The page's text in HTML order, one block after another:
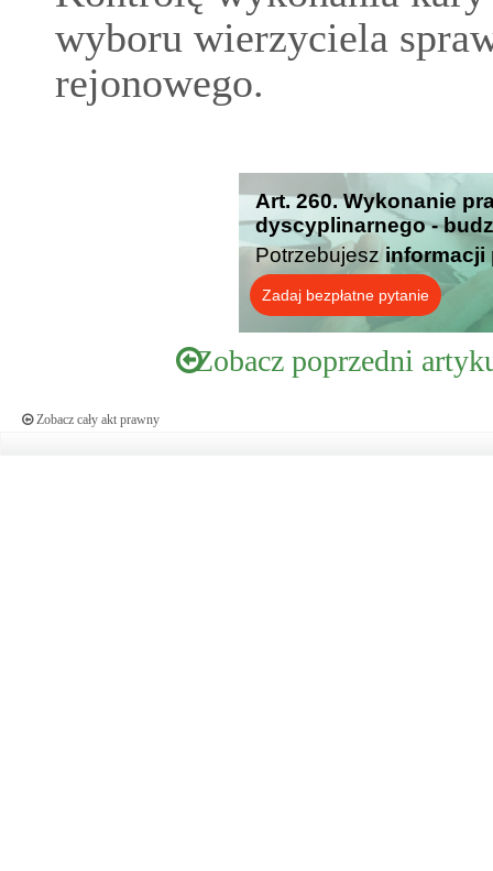
wyboru wierzyciela
rejonowego.
Art. 260. Wykonanie
dyscyplinarnego -
Potrzebujesz informacji
Zadaj bezpłatne pytanie
Zobacz poprzedni
Zobacz cały akt prawny